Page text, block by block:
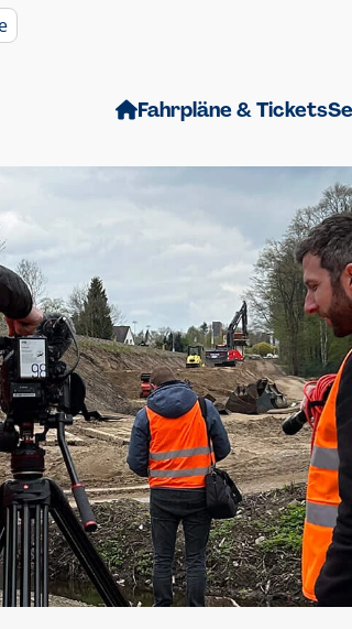
Fahrpläne & Tickets